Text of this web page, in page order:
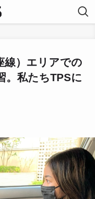
線）エリアでの
。私たちTPSに